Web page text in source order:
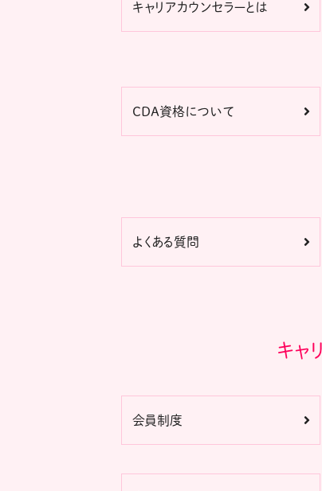
キャリアカウンセラーとは
CDA資格について
よくある質問
キャ
会員制度